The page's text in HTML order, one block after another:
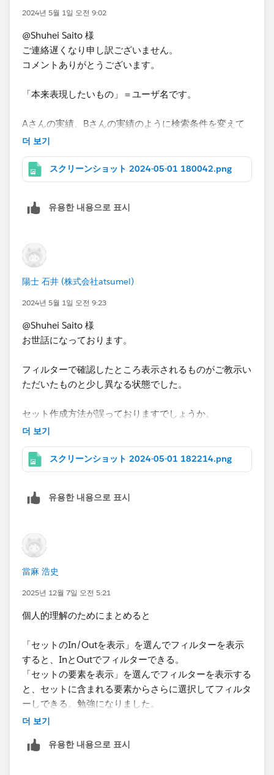
2024년 5월 1일 오전 9:02
@Shuhei Saito 様
ご連絡遅くなり申し訳ございません。
コメントありがとうございます。
「本来表現したいもの」＝ユーザ名です。
Aさんの実績、Bさんの実績のように検索条件を変えて
DBを見たいのですが、そこの表示されるユーザの一覧
testユーザなどはそもそも一覧に表示しない状態にする
よろしくお願いいたします。
더 보기
スクリーンショット 2024-05-01 180042.png
유용한 내용으로 표시
陽士 石井 (株式会社atsumel)
2024년 5월 1일 오전 9:23
@Shuhei Saito 様
お世話になっております。
フィルターで確認したところ表示されるものがご教示い
ただいたものと少し異なる状態でした。
セット作成方法が誤っておりますでしょうか。
お手数ですがご教示いただけますと幸いです。
더 보기
スクリーンショット 2024-05-01 182214.png
유용한 내용으로 표시
當麻 浩史
2025년 12월 7일 오전 5:21
個人的理解のためにまとめると
「セットのIn/Outを表示」を選んでフィルターを表示
すると、InとOutでフィルターできる。
「セットの要素を表示」を選んでフィルターを表示する
と、セットに含まれる要素からさらに選択してフィルタ
ーしできる。勉強になりました。
더 보기
유용한 내용으로 표시